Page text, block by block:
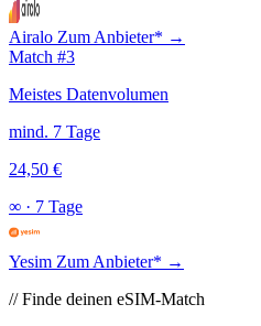
Airalo Zum Anbieter* →
Match #3
Meistes Datenvolumen
mind. 7 Tage
24,50 €
∞ · 7 Tage
Yesim Zum Anbieter* →
// Finde deinen eSIM-Match